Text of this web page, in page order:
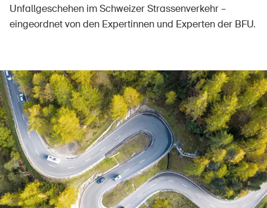
Politik
Sinus Plus
Kampagnen
Offene Stellen
Unfallgeschehen im Schweizer Strassenverkehr –
eingeordnet von den Expertinnen und Experten der BFU.